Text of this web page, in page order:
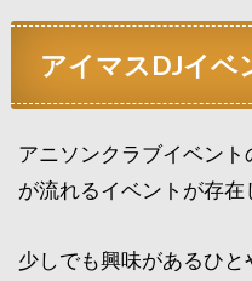
アイマスDJイベ
アニソンクラブイベン
が流れるイベントが存在
少しでも興味があるひ